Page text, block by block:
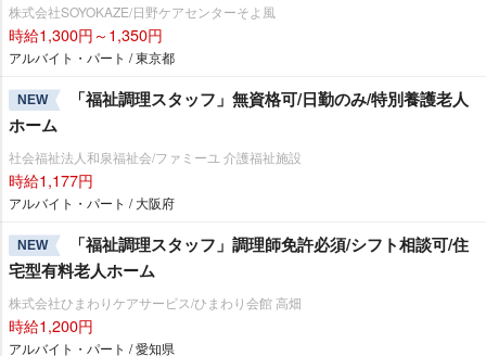
株式会社SOYOKAZE/日野ケアセンターそよ風
時給1,300円～1,350円
アルバイト・パート / 東京都
NEW
「福祉調理スタッフ」無資格可/日勤のみ/特別養護老人
ホーム
社会福祉法人和泉福祉会/ファミーユ 介護福祉施設
時給1,177円
アルバイト・パート / 大阪府
NEW
「福祉調理スタッフ」調理師免許必須/シフト相談可/住
宅型有料老人ホーム
株式会社ひまわりケアサービス/ひまわり会館 高畑
時給1,200円
アルバイト・パート / 愛知県